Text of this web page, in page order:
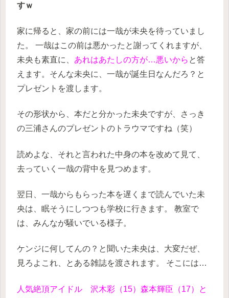
すｗ
家に帰ると、家の前には一哉が未央を待っていまし
た。
一哉はこの前は悪かったと謝ってくれますが、
未央も素直に、 あれはあたしの方が…悪いから と答
えます。そんな未央に、一哉が誕生日なんだろ？と
プレゼントを渡します。
その形状から、本だと分かった未央ですが、さっき
の三浦さんのプレゼントのトラウマですね（笑）
読めよな、それと言われた中身の本を改めて見て、
去っていく一哉の背中を見つめます。
翌日、一哉からもらった本を遅くまで読んでいた未
央は、眠そうにしつつも学校に行きます。
教室で
は、みんなが騒いでいる様子。
ケンジに何してんの？と聞いた未央は、大変だぜ、
見ろよこれ、とある雑誌を渡されます。
そこには…
人気絶頂アイドル 沢木彩（15）森本輝臣（17）と